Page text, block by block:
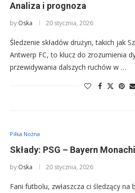
Analiza i prognoza
by Oska 20 stycznia, 2026
Śledzenie składów drużyn, takich jak
Antwerp FC, to klucz do zrozumienia
przewidywania dalszych ruchów w …
Piłka Nożna
Składy: PSG – Bayern
by Oska 20 stycznia, 2026
Fani futbolu, zwłaszcza ci śledzący na